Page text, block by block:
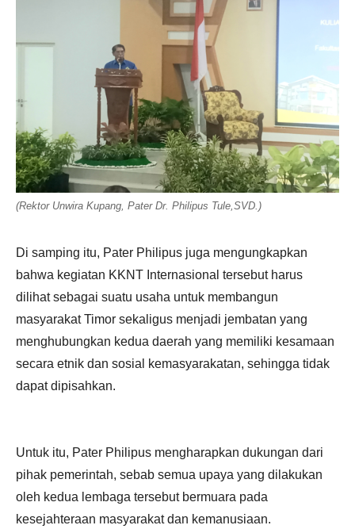
(Rektor Unwira Kupang, Pater Dr. Philipus Tule,SVD.)
Di samping itu, Pater Philipus juga mengungkapkan
bahwa kegiatan KKNT Internasional tersebut harus
dilihat sebagai suatu usaha untuk membangun
masyarakat Timor sekaligus menjadi jembatan yang
menghubungkan kedua daerah yang memiliki kesamaan
secara etnik dan sosial kemasyarakatan, sehingga tidak
dapat dipisahkan.
Untuk itu, Pater Philipus mengharapkan dukungan dari
pihak pemerintah, sebab semua upaya yang dilakukan
oleh kedua lembaga tersebut bermuara pada
kesejahteraan masyarakat dan kemanusiaan.